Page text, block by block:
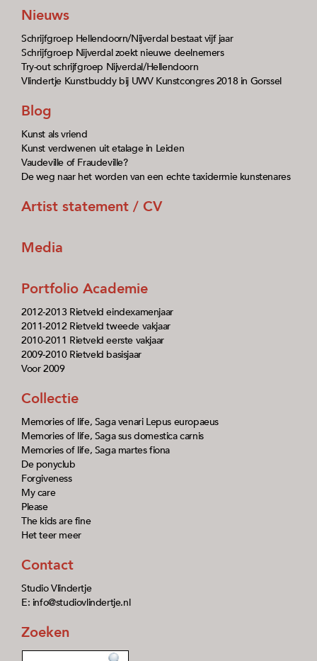
Nieuws
Schrijfgroep Hellendoorn/Nijverdal bestaat vijf jaar
Schrijfgroep Nijverdal zoekt nieuwe deelnemers
Try-out schrijfgroep Nijverdal/Hellendoorn
Vlindertje Kunstbuddy bij UWV Kunstcongres 2018 in Gorssel
Blog
Kunst als vriend
Kunst verdwenen uit etalage in Leiden
Vaudeville of Fraudeville?
De weg naar het worden van een echte taxidermie kunstenares
Artist statement / CV
Media
Portfolio Academie
2012-2013 Rietveld eindexamenjaar
2011-2012 Rietveld tweede vakjaar
2010-2011 Rietveld eerste vakjaar
2009-2010 Rietveld basisjaar
Voor 2009
Collectie
Memories of life, Saga venari Lepus europaeus
Memories of life, Saga sus domestica carnis
Memories of life, Saga martes fiona
De ponyclub
Forgiveness
My care
Please
The kids are fine
Het teer meer
Contact
Studio Vlindertje
E: info@studiovlindertje.nl
Zoeken